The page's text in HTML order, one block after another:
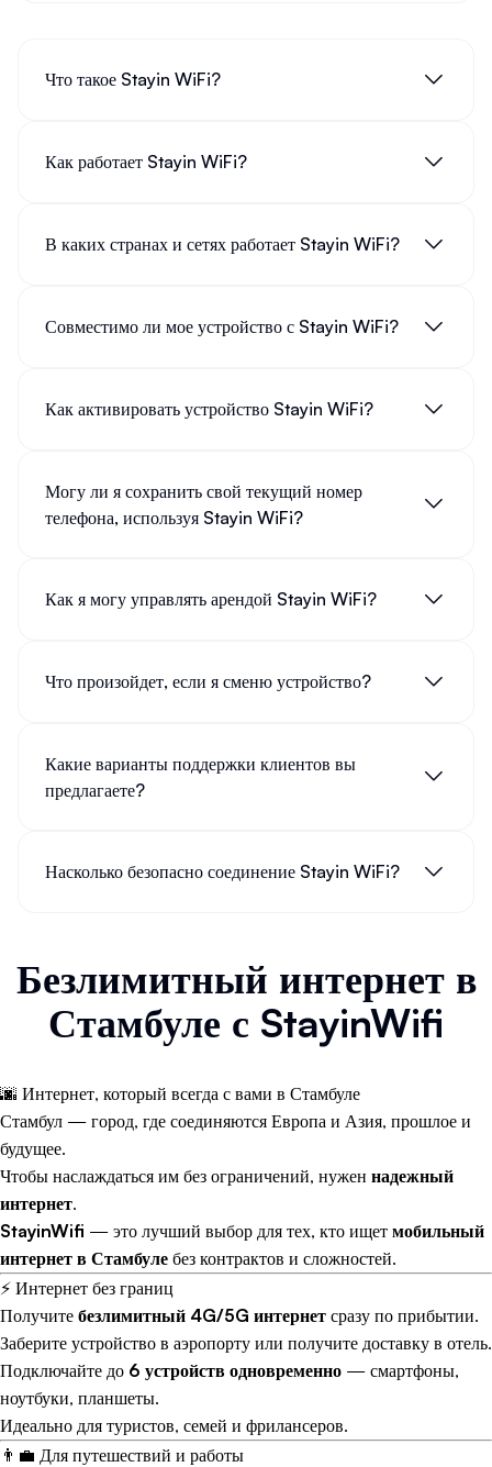
Что такое Stayin WiFi?
Как работает Stayin WiFi?
В каких странах и сетях работает Stayin WiFi?
Совместимо ли мое устройство с Stayin WiFi?
Как активировать устройство Stayin WiFi?
Могу ли я сохранить свой текущий номер
телефона, используя Stayin WiFi?
Как я могу управлять арендой Stayin WiFi?
Что произойдет, если я сменю устройство?
Какие варианты поддержки клиентов вы
предлагаете?
Насколько безопасно соединение Stayin WiFi?
Безлимитный интернет в
Стамбуле с StayinWifi
🌆 Интернет, который всегда с вами в Стамбуле
Стамбул — город, где соединяются Европа и Азия, прошлое и
будущее.
Чтобы наслаждаться им без ограничений, нужен надежный
интернет.
StayinWifi — это лучший выбор для тех, кто ищет мобильный
интернет в Стамбуле без контрактов и сложностей.
⚡ Интернет без границ
Получите безлимитный 4G/5G интернет сразу по прибытии.
Заберите устройство в аэропорту или получите доставку в отель.
Подключайте до 6 устройств одновременно — смартфоны,
ноутбуки, планшеты.
Идеально для туристов, семей и фрилансеров.
👨‍💼 Для путешествий и работы